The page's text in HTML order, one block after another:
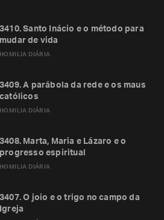
HOMILIA DIÁRIA
3410. Santo Inácio e o método para
mudar de vida
HOMILIA DIÁRIA
3409. A parábola da rede e os maus
católicos
HOMILIA DIÁRIA
3408. Marta, Maria e Lázaro e o
progresso espiritual
3407. O joio e o trigo no campo da
Igreja